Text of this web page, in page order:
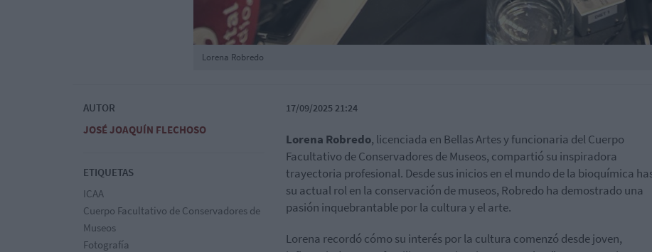
Lorena Robredo
AUTOR
JOSÉ JOAQUÍN FLECHOSO
ETIQUETAS
ICAA
Cuerpo Facultativo de Conservadores de
Museos
Fotografía
17/09/2025 21:24
Lorena Robredo, licenciada en Bellas Artes y funcionaria del Cuerpo
Facultativo de Conservadores de Museos, compartió su inspiradora
trayectoria profesional. Desde sus inicios en el mundo de la bioquímica
su actual rol en la conservación de museos, Robredo ha demostrado una
pasión inquebrantable por la cultura y el arte.
Lorena recordó cómo su interés por la cultura comenzó desde joven,